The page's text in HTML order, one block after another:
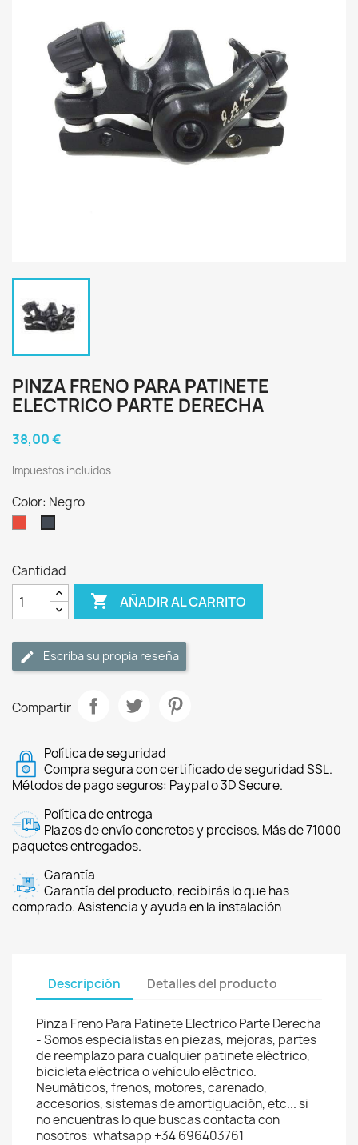
PINZA FRENO PARA PATINETE
ELECTRICO PARTE DERECHA
38,00 €
Impuestos incluidos
Color: Negro
Cantidad
 AÑADIR AL CARRITO
Escriba su propia reseña
Compartir
Política de seguridad
Compra segura con certificado de seguridad SSL.
Métodos de pago seguros: Paypal o 3D Secure.
Política de entrega
Plazos de envío concretos y precisos. Más de 71000
paquetes entregados.
Garantía
Garantía del producto, recibirás lo que has
comprado. Asistencia y ayuda en la instalación
Descripción Detalles del producto
Pinza Freno Para Patinete Electrico Parte Derecha
- Somos especialistas en piezas, mejoras, partes
de reemplazo para cualquier patinete eléctrico,
bicicleta eléctrica o vehículo eléctrico.
Neumáticos, frenos, motores, carenado,
accesorios, sistemas de amortiguación, etc... si
no encuentras lo que buscas contacta con
nosotros: whatsapp +34 696403761